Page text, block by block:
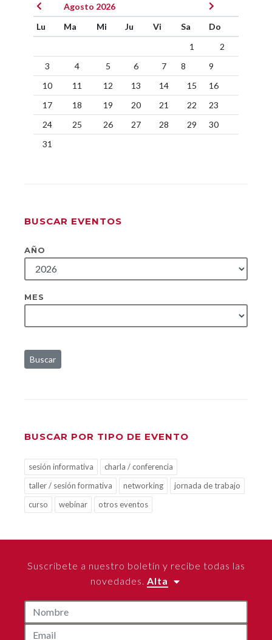
Agosto 2026
Lu
Ma Mi Ju Vi Sa
Do
1
2
3
4 5 6 7 8
9
10
11 12 13 14 15
16
17
18 19 20 21 22
23
24
25 26 27 28 29
30
31
BUSCAR EVENTOS
AÑO
MES
Buscar
BUSCAR POR TIPO DE EVENTO
sesión informativa
charla / conferencia
taller / sesión formativa
networking
jornada de trabajo
curso
webinar otros eventos
Suscríbete a nuestro boletín y recibe todas las
novedades. Alta